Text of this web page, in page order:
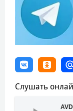
Слушать